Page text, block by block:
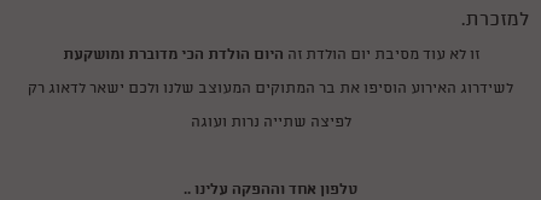
למזכרת.
זו לא עוד מסיבת יום הולדת זה היום הולדת הכי מדוברת ומושקעת
לשידרוג האירוע הוסיפו את בר המתוקים המעוצב שלנו ולכם ישאר לדאוג רק
לפיצה שתייה נרות ועוגה
טלפון אחד וההפקה עלינו ..